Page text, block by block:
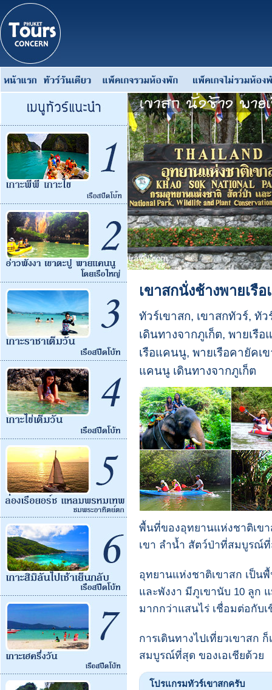
เขาสกนั่งช้างพายเรื
ทัวร์เขาสก, เขาสกทัวร์, ทัว
เดินทางจากภูเก็ต, พายเรื
เรือแคนนู, พายเรือคายัคเ
แคนนู เดินทางจากภูเก็ต
พื้นที่ของอุทยานแห่งชาติเข
เขา ลำน้ำ สัตว์ป่าที่สมบูรณ์ที่
อุทยานแห่งชาติเขาสก เป็น
และพังงา มีภูเขานับ 10 ลูก
มากกว่าแสนไร่ เชื่อมต่อกับ
การเดินทางไปเที่ยวเขาสก
สมบูรณ์ที่สุด ของเอเชียด้วย
โปรแกรมทัวร์เขาสกครับ